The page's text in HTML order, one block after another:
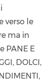
verso le
ma in
PANE E
DOLCI,